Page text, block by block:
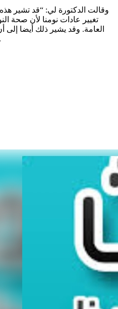
وقالت الدكتورة لي: “قد تشير هذه
تغيير عادات نومنا لأن صحة
العامة. وقد يشير ذلك أيضا إلى